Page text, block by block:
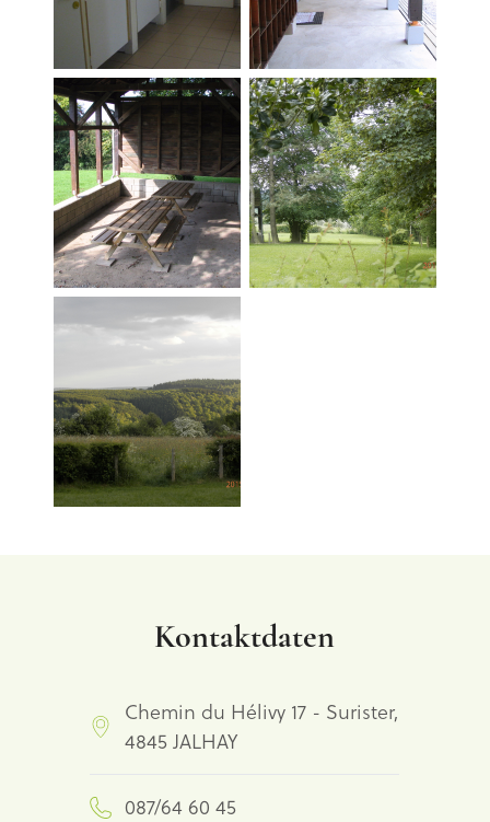
Kontaktdaten
Chemin du Hélivy 17 - Surister,
4845 JALHAY
087/64 60 45